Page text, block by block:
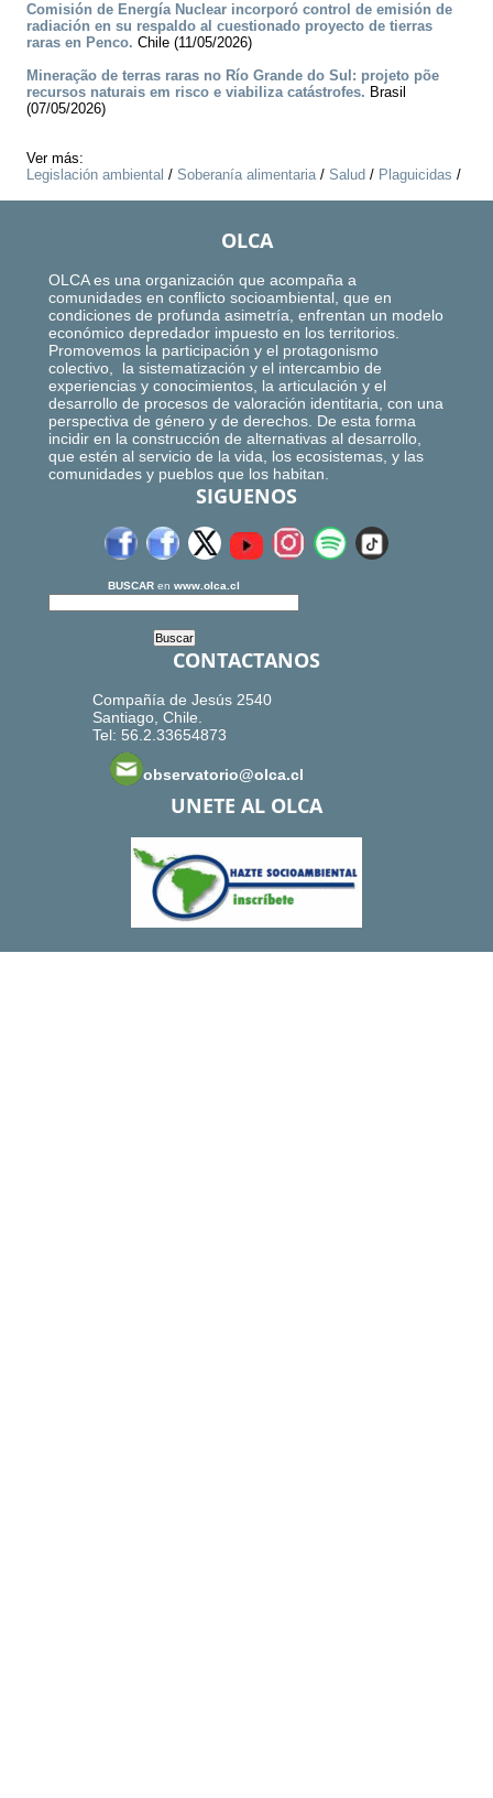
Comisión de Energía Nuclear incorporó control de emisión de
radiación en su respaldo al cuestionado proyecto de tierras
raras en Penco. Chile (11/05/2026)
Mineração de terras raras no Río Grande do Sul: projeto põe
recursos naturais em risco e viabiliza catástrofes. Brasil
(07/05/2026)
Ver más:
Legislación ambiental / Soberanía alimentaria/ Salud / Plaguicidas /
OLCA
OLCA es una organización que acompaña a
comunidades en conflicto socioambiental, que en
condiciones de profunda asimetría, enfrentan un modelo
económico depredador impuesto en los territorios.
Promovemos la participación y el protagonismo
colectivo, la sistematización y el intercambio de
experiencias y conocimientos, la articulación y el
desarrollo de procesos de valoración identitaria, con una
perspectiva de género y de derechos. De esta forma
incidir en la construcción de alternativas al desarrollo,
que estén al servicio de la vida, los ecosistemas, y las
comunidades y pueblos que los habitan.
SIGUENOS
BUSCAR en www.olca.cl
CONTACTANOS
Compañía de Jesús 2540
Santiago, Chile.
Tel: 56.2.33654873
observatorio@olca.cl
UNETE AL OLCA